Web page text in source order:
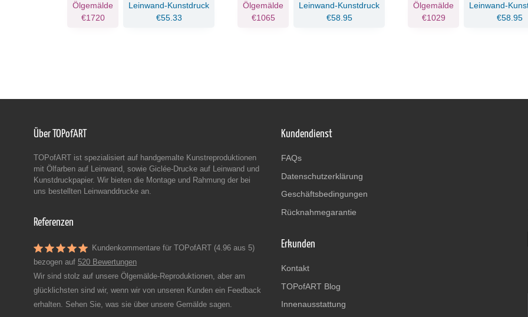
Ölgemälde
€1720
Leinwand-Kunstdruck
€55.33
Ölgemälde
€1065
Leinwand-Kunstdruck
€58.95
Ölgemälde
€1029
Leinwand-
€58.95
Über TOPofART
TOPofART ist spezialisiert auf handgemalte Kunstreproduktionen
mit Ölfarben auf Leinwand, sowie Giclée-Drucke auf Leinwand und
Kunstdruckpapier. Wir bieten die Montage und Rahmung der bei
uns bestellten Leinwanddrucke an.
Referenzen
Kundenkommentare für TOPofART (4.96 aus 5)
bezogen auf 520 Bewertungen
Wir sind stolz auf unsere Ölgemälde-Reproduktionen, aber am
glücklichsten sind wir, wenn wir von unseren Kunden ein Feedback
erhalten. Sehen Sie, was sie über unsere Gemälde sagen.
Kundendienst
FAQs
Datenschutzerklärung
Geschäftsbedingungen
Rücknahmegarantie
Erkunden
Kontakt
TOPofART Blog
Innenausstattung